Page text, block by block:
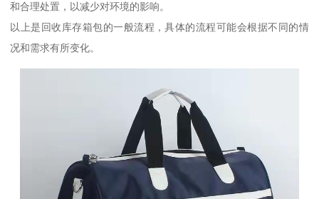
和合理处置，以减少对环境的影响。
以上是回收库存箱包的一般流程，具体的流程可能会根据不同的情
况和需求有所变化。